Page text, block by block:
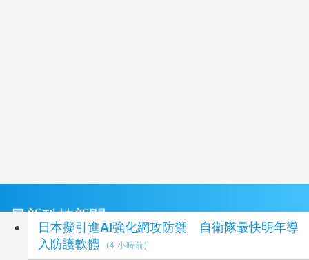
最新科技新聞
日本擬引進AI強化網攻防禦 自衛隊最快明年導
入防護軟體
(4 小時前)